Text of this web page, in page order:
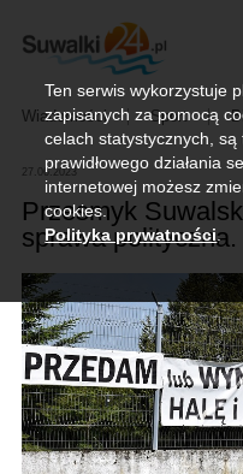
Wiadomości Sport
27.06.2023
Przesmyk
sprawa
Ten serwis wykorzystuje
zapisanych za pomocą
celach statystycznych,
prawidłowego działania
internetowej możesz
cookies.
Polityka prywatności.